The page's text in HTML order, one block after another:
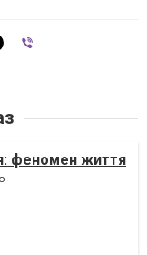
феномен життя